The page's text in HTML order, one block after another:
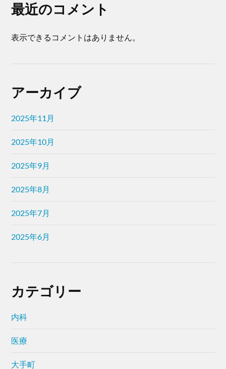
最近のコメント
表示できるコメントはありません。
アーカイブ
2025年11月
2025年10月
2025年9月
2025年8月
2025年7月
2025年6月
カテゴリー
内科
医療
大手町